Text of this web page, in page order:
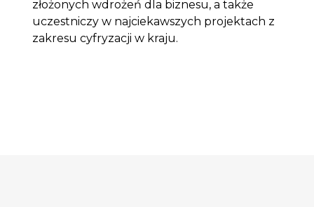
złożonych wdrożeń dla biznesu, a także
uczestniczy w najciekawszych projektach z
zakresu cyfryzacji w kraju.